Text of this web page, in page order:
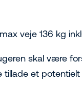
veje 136 kg
skal være
et